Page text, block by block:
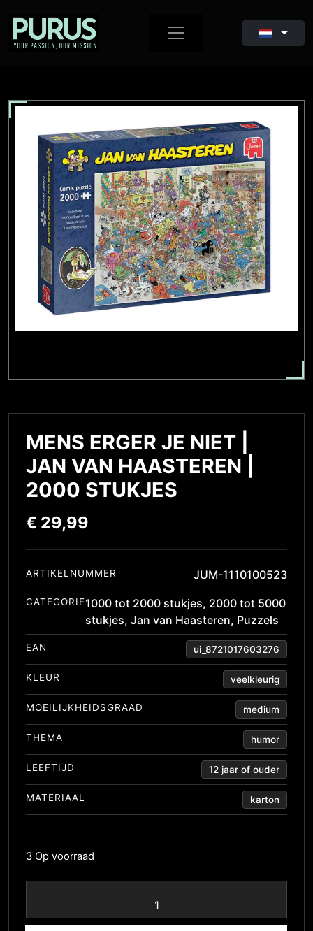
MENS ERGER JE NIET |
JAN VAN HAASTEREN |
2000 STUKJES
€ 29,99
ARTIKELNUMMER JUM-1110100523
CATEGORIE1000 tot 2000 stukjes, 2000 tot 5000
stukjes, Jan van Haasteren, Puzzels
EAN ui_8721017603276
KLEUR veelkleurig
MOEILIJKHEIDSGRAAD medium
THEMA humor
LEEFTIJD 12 jaar of ouder
MATERIAAL karton
3 Op voorraad